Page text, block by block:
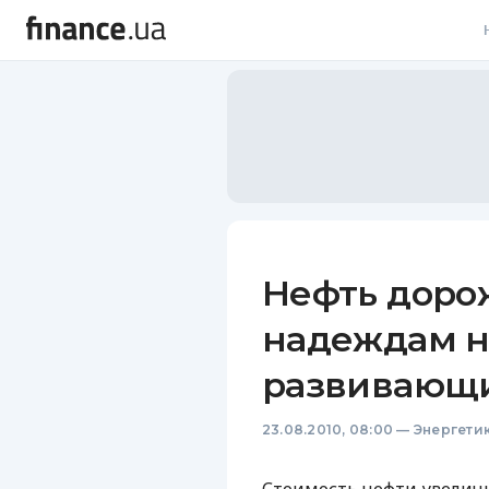
Нефть
надеждам
23.08.2010, 08:00 —